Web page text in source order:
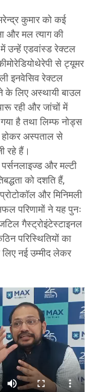
कुमार को कई
और मल त्याग की
उन्हें एडवांस्ड रेक्टल
से ट्यूमर
इनवेसिव रेक्टल
के लिए अस्थायी बाउल
रही और जांचों में
गया है तथा लिम्फ नोड्स
अस्पताल से
रहे हैं।
और मल्टी
को दशति हैं,
और मिनिमली
परिणामों ने यह पुनः
गैस्ट्रोइंटेस्टाइनल
परिस्थितियों का
लिए नई उम्मीद लेकर